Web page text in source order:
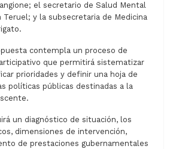
el secretario de Salud Mental
Teruel; y la subsecretaria de Medicina
contempla un proceso de
que permitirá sistematizar
prioridades y definir una hoja de
políticas públicas destinadas a la
un diagnóstico de situación, los
dimensiones de intervención,
de prestaciones gubernamentales